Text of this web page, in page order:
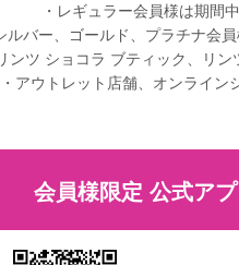
・レギュラー会員様は期間
ルバー、ゴールド、プラチナ会
ンツ ショコラ ブティック、リン
・アウトレット店舗、オンライン
会員様限定 公式ア